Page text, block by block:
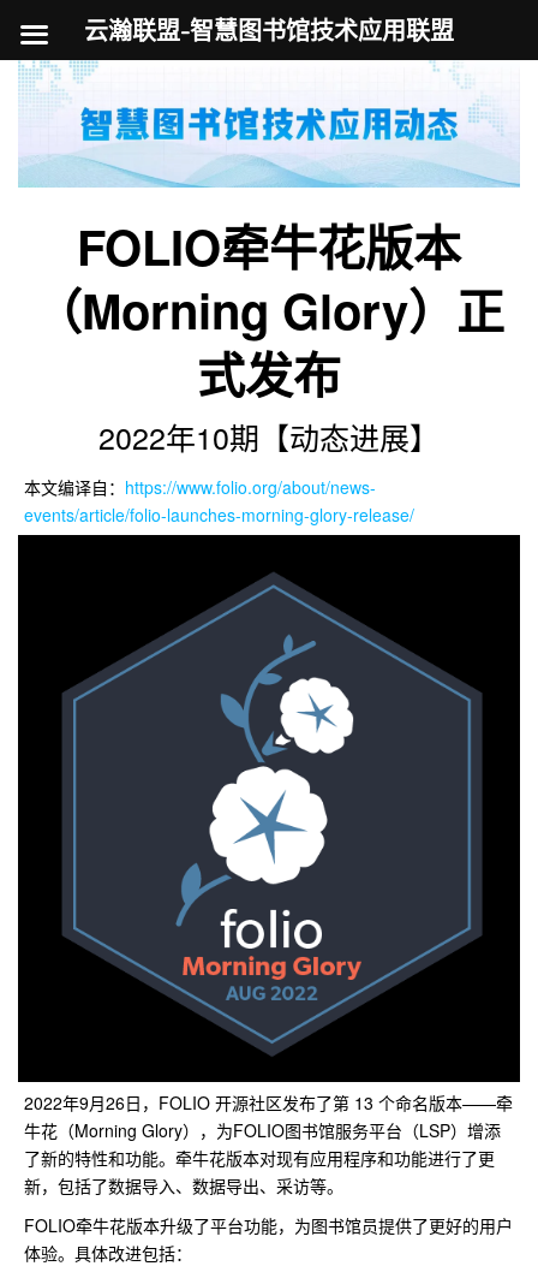
跳
至
容
FOLIO牵牛花版本
（Morning Glory）正
式发布
2022年10期【动态进展】
本文编译自： https://www.folio.org/about/news-
events/article/folio-launches-morning-glory-release/
2022年9月26日，FOLIO 开源社区发布了第 13 个命名版本——牵
牛花（Morning Glory），为FOLIO图书馆服务平台（LSP）增添
了新的特性和功能。牵牛花版本对现有应用程序和功能进行了更
新，包括了数据导入、数据导出、采访等。
FOLIO牵牛花版本升级了平台功能，为图书馆员提供了更好的用户
体验。具体改进包括：
云瀚联盟-智慧图书馆技术应用联盟